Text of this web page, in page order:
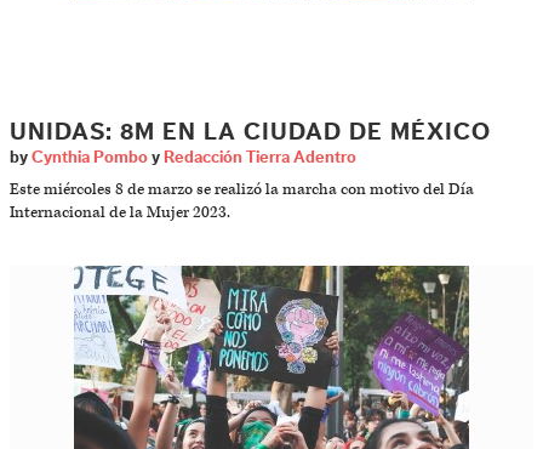
UNIDAS: 8M EN LA CIUDAD DE MÉXICO
by Cynthia Pombo y Redacción Tierra Adentro
Este miércoles 8 de marzo se realizó la marcha con motivo del Día
Internacional de la Mujer 2023.